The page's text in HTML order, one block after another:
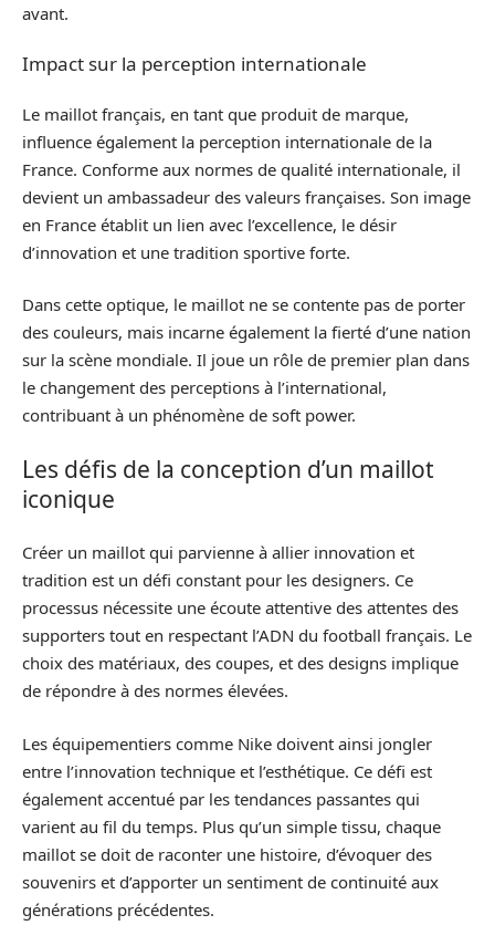
avant.
Impact sur la perception internationale
Le maillot français, en tant que produit de marque,
influence également la perception internationale de la
France. Conforme aux normes de qualité internationale, il
devient un ambassadeur des valeurs françaises. Son image
en France établit un lien avec l’excellence, le désir
d’innovation et une tradition sportive forte.
Dans cette optique, le maillot ne se contente pas de porter
des couleurs, mais incarne également la fierté d’une nation
sur la scène mondiale. Il joue un rôle de premier plan dans
le changement des perceptions à l’international,
contribuant à un phénomène de soft power.
Les défis de la conception d’un maillot
iconique
Créer un maillot qui parvienne à allier innovation et
tradition est un défi constant pour les designers. Ce
processus nécessite une écoute attentive des attentes des
supporters tout en respectant l’ADN du football français. Le
choix des matériaux, des coupes, et des designs implique
de répondre à des normes élevées.
Les équipementiers comme Nike doivent ainsi jongler
entre l’innovation technique et l’esthétique. Ce défi est
également accentué par les tendances passantes qui
varient au fil du temps. Plus qu’un simple tissu, chaque
maillot se doit de raconter une histoire, d’évoquer des
souvenirs et d’apporter un sentiment de continuité aux
générations précédentes.